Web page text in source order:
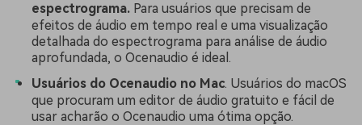
espectrograma. Para usuários que precisam de
efeitos de áudio em tempo real e uma visualização
detalhada do espectrograma para análise de áudio
aprofundada, o Ocenaudio é ideal.
Usuários do Ocenaudio no Mac. Usuários do macOS
que procuram um editor de áudio gratuito e fácil de
usar acharão o Ocenaudio uma ótima opção.